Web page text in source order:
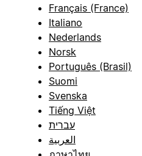
Français (France)
Italiano
Nederlands
Norsk
Português (Brasil)
Suomi
Svenska
Tiếng Việt
עברית
العربية